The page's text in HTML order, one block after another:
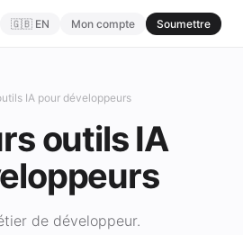
🇬🇧 EN Mon compte Soumettre
IA pour développeurs
outils IA
de développeur.